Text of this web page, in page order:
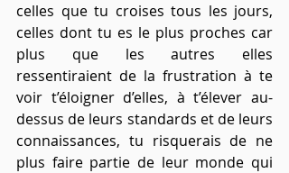
celles que tu croises tous les jours,
celles dont tu es le plus proches car
plus que les autres elles
ressentiraient de la frustration à te
voir t’éloigner d’elles, à t’élever au-
dessus de leurs standards et de leurs
connaissances, tu risquerais de ne
plus faire partie de leur monde qui